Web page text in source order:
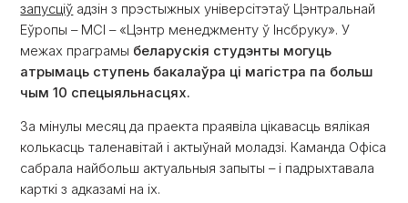
запусціў адзін з прэстыжных універсітэтаў Цэнтральнай
Еўропы – MCI – «Цэнтр менеджменту ў Інсбруку». У
межах праграмы беларускія студэнты могуць
атрымаць ступень бакалаўра ці магістра па больш
чым 10 спецыяльнасцях.
За мінулы месяц да праекта праявіла цікавасць вялікая
колькасць таленавітай і актыўнай моладзі. Каманда Офіса
сабрала найбольш актуальныя запыты – і падрыхтавала
карткі з адказамі на іх.